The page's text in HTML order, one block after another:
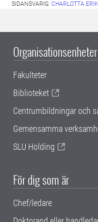
SIDANSVARIG:
Organisationsenheter
Fakulteter
Biblioteket
Centrumbildningar och
Gemensamma
SLU Holding
För dig som är
Chef/ledare